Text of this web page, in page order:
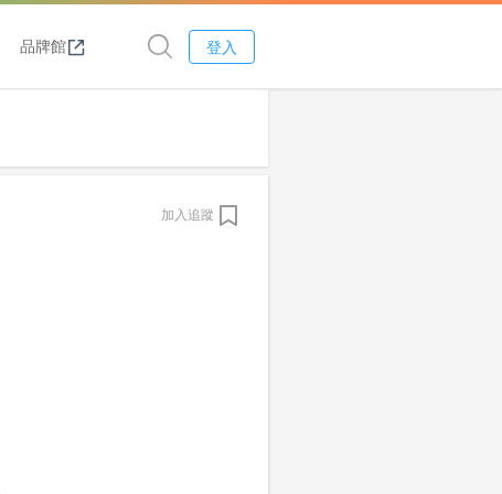
品牌館 登入
加入追蹤